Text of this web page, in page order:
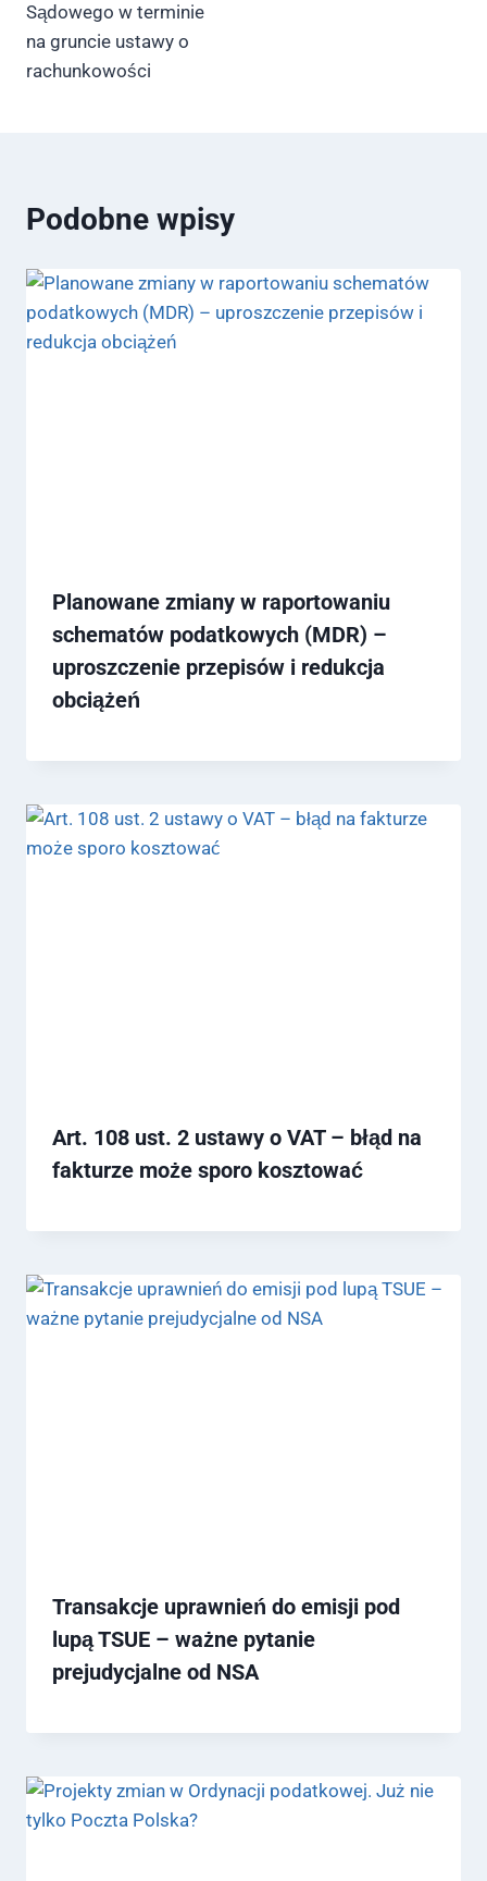
Sądowego w terminie
na gruncie ustawy o
rachunkowości
Podobne wpisy
Planowane zmiany w raportowaniu
schematów podatkowych (MDR) –
uproszczenie przepisów i redukcja
obciążeń
Art. 108 ust. 2 ustawy o VAT – błąd na
fakturze może sporo kosztować
Transakcje uprawnień do emisji pod
lupą TSUE – ważne pytanie
prejudycjalne od NSA